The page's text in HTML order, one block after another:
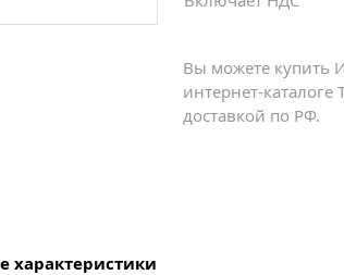
Вы можете купить
интернет-
доставкой по РФ.
характеристики